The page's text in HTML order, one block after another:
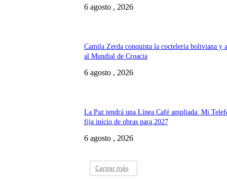
6 agosto , 2026
Camila Zerda conquista la coctelería boliviana y
al Mundial de Croacia
6 agosto , 2026
La Paz tendrá una Línea Café ampliada: Mi
fija inicio de obras para 2027
6 agosto , 2026
Cargar más